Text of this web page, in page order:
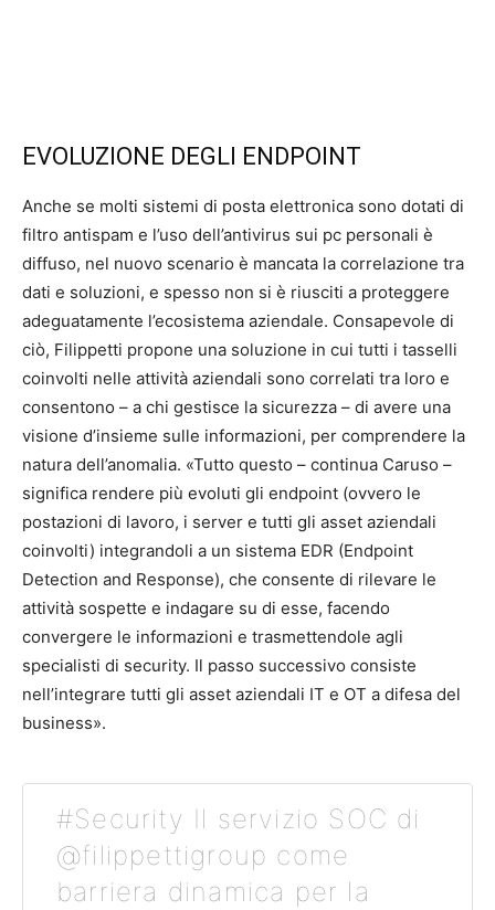
EVOLUZIONE DEGLI ENDPOINT
Anche se molti sistemi di posta elettronica sono dotati di
filtro antispam e l’uso dell’antivirus sui pc personali è
diffuso, nel nuovo scenario è mancata la correlazione tra
dati e soluzioni, e spesso non si è riusciti a proteggere
adeguatamente l’ecosistema aziendale. Consapevole di
ciò, Filippetti propone una soluzione in cui tutti i tasselli
coinvolti nelle attività aziendali sono correlati tra loro e
consentono – a chi gestisce la sicurezza – di avere una
visione d’insieme sulle informazioni, per comprendere la
natura dell’anomalia. «Tutto questo – continua Caruso –
significa rendere più evoluti gli endpoint (ovvero le
postazioni di lavoro, i server e tutti gli asset aziendali
coinvolti) integrandoli a un sistema EDR (Endpoint
Detection and Response), che consente di rilevare le
attività sospette e indagare su di esse, facendo
convergere le informazioni e trasmettendole agli
specialisti di security. Il passo successivo consiste
nell’integrare tutti gli asset aziendali IT e OT a difesa del
business».
#Security Il servizio SOC di
@filippettigroup come
barriera dinamica per la